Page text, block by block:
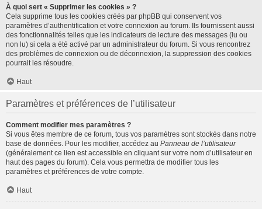
À quoi sert « Supprimer les cookies » ?
Cela supprime tous les cookies créés par phpBB qui conservent vos
paramètres d’authentification et votre connexion au forum. Ils fournissent aussi
des fonctionnalités telles que les indicateurs de lecture des messages (lu ou
non lu) si cela a été activé par un administrateur du forum. Si vous rencontrez
des problèmes de connexion ou de déconnexion, la suppression des cookies
pourrait les résoudre.
Haut
Paramètres et préférences de l’utilisateur
Comment modifier mes paramètres ?
Si vous êtes membre de ce forum, tous vos paramètres sont stockés dans notre
base de données. Pour les modifier, accédez au Panneau de l’utilisateur
(généralement ce lien est accessible en cliquant sur votre nom d’utilisateur en
haut des pages du forum). Cela vous permettra de modifier tous les
paramètres et préférences de votre compte.
Haut